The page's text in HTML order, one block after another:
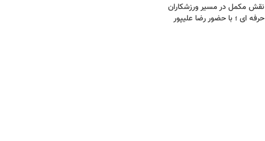
نقش مکمل در مسیر ورزشکاران
حرفه ای ؛ با حضور رضا علیپور